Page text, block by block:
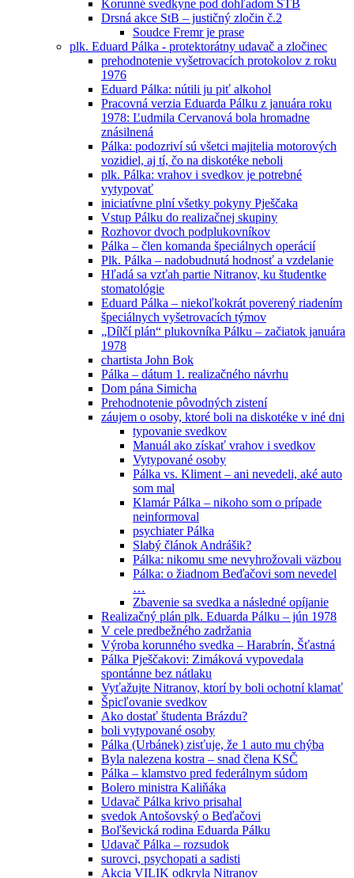
Korunné svedkyne pod dohľadom ŠTB
Drsná akce StB – justičný zločin č.2
Soudce Fremr je prase
plk. Eduard Pálka - protektorátny udavač a zločinec
prehodnotenie vyšetrovacích protokolov z roku
1976
Eduard Pálka: nútili ju piť alkohol
Pracovná verzia Eduarda Pálku z januára roku
1978: Ľudmila Cervanová bola hromadne
znásilnená
Pálka: podozriví sú všetci majitelia motorových
vozidiel, aj tí, čo na diskotéke neboli
plk. Pálka: vrahov i svedkov je potrebné
vytypovať
iniciatívne plní všetky pokyny Pješčaka
Vstup Pálku do realizačnej skupiny
Rozhovor dvoch podplukovníkov
Pálka – člen komanda špeciálnych operácií
Plk. Pálka – nadobudnutá hodnosť a vzdelanie
Hľadá sa vzťah partie Nitranov, ku študentke
stomatológie
Eduard Pálka – niekoľkokrát poverený riadením
špeciálnych vyšetrovacích týmov
„Dílčí plán“ plukovníka Pálku – začiatok januára
1978
chartista John Bok
Pálka – dátum 1. realizačného návrhu
Dom pána Simicha
Prehodnotenie pôvodných zistení
záujem o osoby, ktoré boli na diskotéke v iné dni
typovanie svedkov
Manuál ako získať vrahov i svedkov
Vytypované osoby
Pálka vs. Kliment – ani nevedeli, aké auto
som mal
Klamár Pálka – nikoho som o prípade
neinformoval
psychiater Pálka
Slabý článok Andrášik?
Pálka: nikomu sme nevyhrožovali väzbou
Pálka: o žiadnom Beďačovi som nevedel
…
Zbavenie sa svedka a následné opíjanie
Realizačný plán plk. Eduarda Pálku – jún 1978
V cele predbežného zadržania
Výroba korunného svedka – Harabrín, Šťastná
Pálka Pješčakovi: Zimáková vypovedala
spontánne bez nátlaku
Vyťažujte Nitranov, ktorí by boli ochotní klamať
Špicľovanie svedkov
Ako dostať študenta Brázdu?
boli vytypované osoby
Pálka (Urbánek) zisťuje, že 1 auto mu chýba
Byla nalezena kostra – snad člena KSČ
Pálka – klamstvo pred federálnym súdom
Bolero ministra Kaliňáka
Udavač Pálka krivo prisahal
svedok Antošovský o Beďačovi
Boľševická rodina Eduarda Pálku
Udavač Pálka – rozsudok
surovci, psychopati a sadisti
Akcia VILIK odkryla Nitranov